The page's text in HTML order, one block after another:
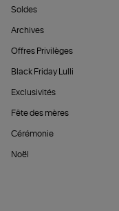
Soldes
Archives
Offres Privilèges
Black Friday Lulli
Exclusivités
Fête des mères
Cérémonie
Noël